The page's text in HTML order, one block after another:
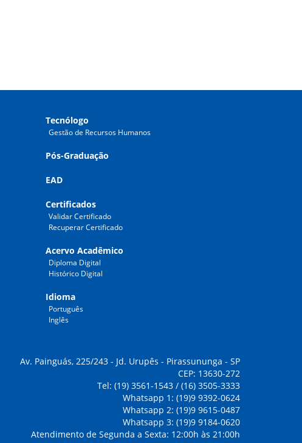
Tecnólogo
Gestão de Recursos Humanos
Pós-Graduação
EAD
Certificados
Validar Certificado
Recuperar Certificado
Acervo Acadêmico
Diploma Digital
Histórico Digital
Idioma
Português
Inglês
Av. Painguás, 225/243 - Jd. Urupês - Pirassununga - SP
CEP: 13630-272
Tel: (19) 3561-1543 / (16) 3505-3333
Whatsapp 1: (19)9 9392-0624
Whatsapp 2: (19)9 9615-0487
Whatsapp 3: (19)9 9184-0620
Atendimento de Segunda a Sexta: 12:00h às 21:00h